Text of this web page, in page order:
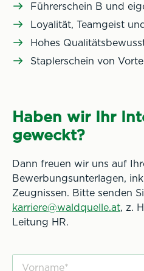
Führerschein B und
Loyalität, Teamgeist
Hohes
Staplerschein von
Haben wir Ihr
geweckt?
Dann freuen wir uns auf
Bewerbungsunterlagen,
Zeugnissen. Bitte senden
karriere@waldquelle.at, z.
Leitung HR.